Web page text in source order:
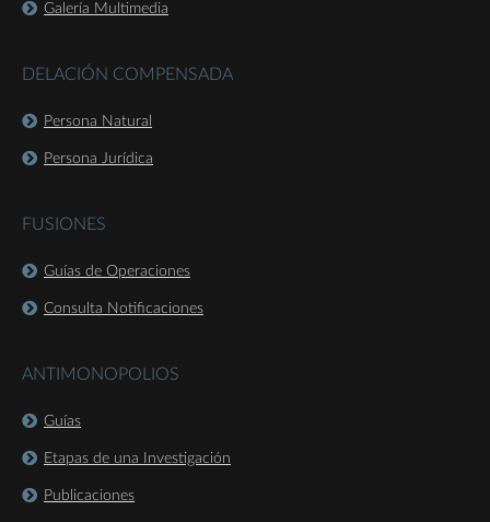
Galería Multimedia
DELACIÓN COMPENSADA
Persona Natural
Persona Jurídica
FUSIONES
Guías de Operaciones
Consulta Notificaciones
ANTIMONOPOLIOS
Guías
Etapas de una Investigación
Publicaciones